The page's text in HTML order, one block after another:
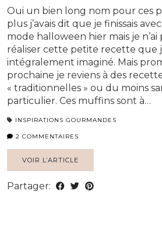
Oui un bien long nom pour ces
plus j’avais dit que je finissais
mode halloween hier mais je n’ai
réaliser cette petite recette que
intégralement imaginé. Mais
prochaine je reviens à des
« traditionnelles » ou du moins
particulier. Ces muffins sont à…
INSPIRATIONS GOURMANDES
2 COMMENTAIRES
VOIR L’ARTICLE
Partager: